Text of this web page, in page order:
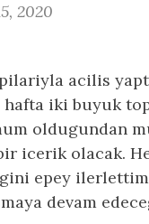
2020
acilis
hafta iki buyuk
oldugundan
icerik olacak.
epey
devam